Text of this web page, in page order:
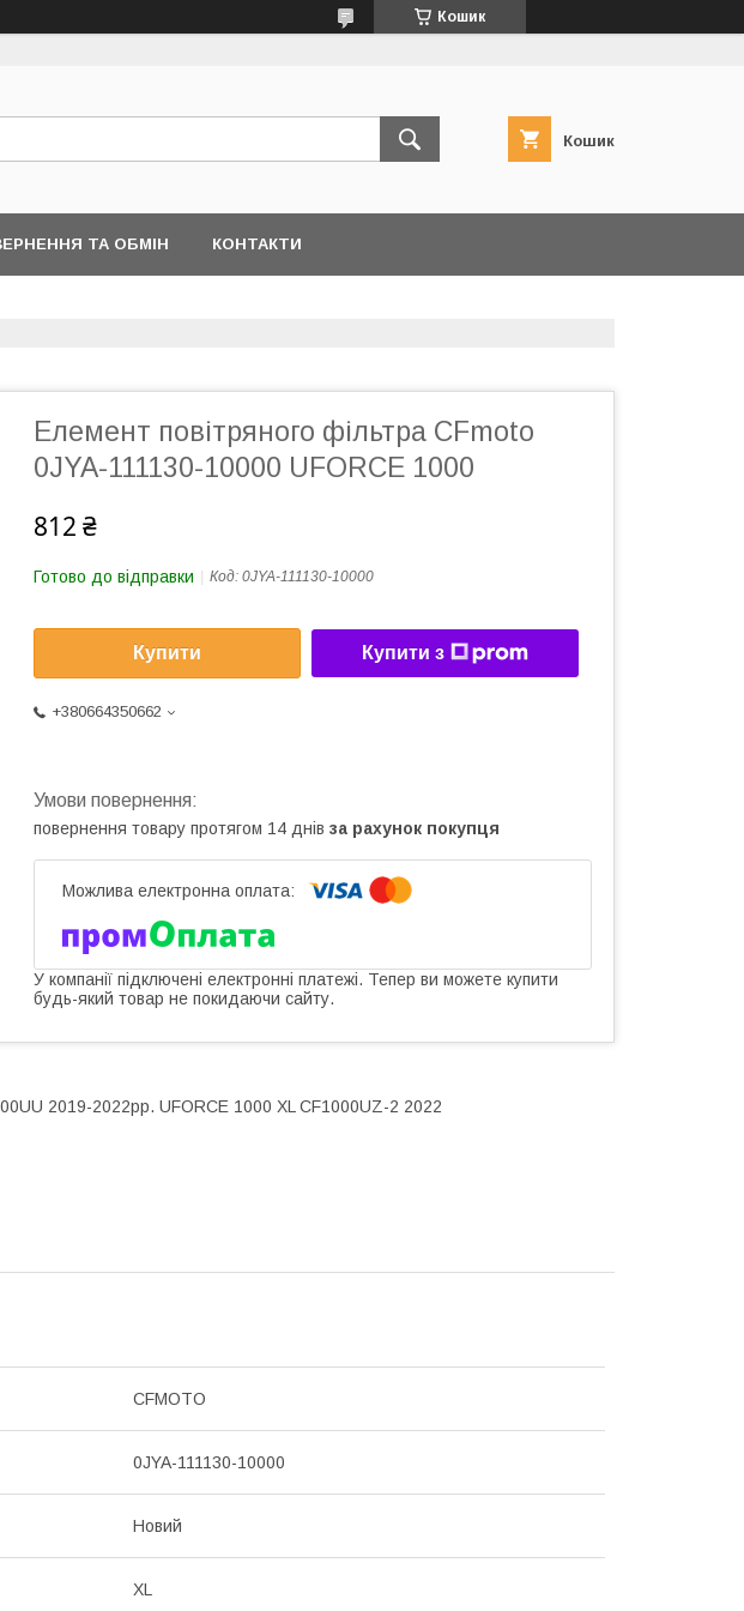
Кошик
Кошик
ТА ОБМІН КОНТАКТИ
Елемент повітряного фільтра CFmoto
0JYA-111130-10000 UFORCE 1000
812 ₴
Готово до відправки Код: 0JYA-111130-10000
Купити Купити з
+380664350662
повернення товару протягом 14 днів за рахунок покупця
У компанії підключені електронні платежі. Тепер ви можете купити
будь-який товар не покидаючи сайту.
2019-2022рр. UFORCE 1000 XL CF1000UZ-2 2022
CFMOTO
0JYA-111130-10000
Новий
XL